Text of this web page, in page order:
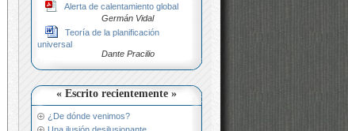
Alerta de calentamiento global
Germán Vidal
Teoría de la planificación
universal
Dante Pracilio
« Escrito recientemente »
¿De dónde venimos?